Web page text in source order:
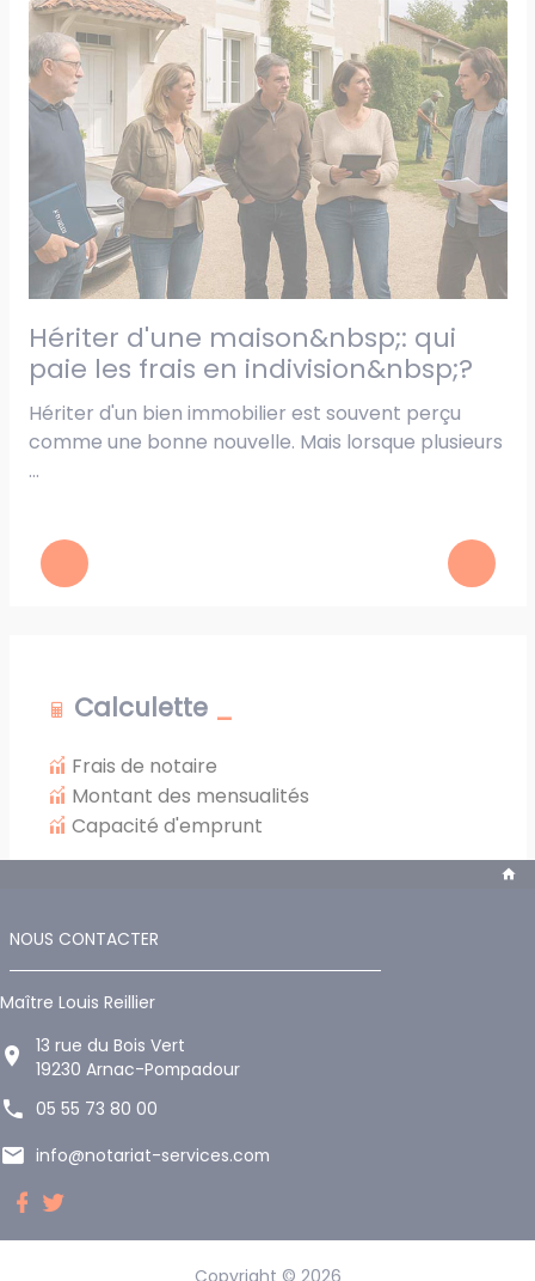
hériter d'une maison&nbsp;: qui
paie les frais en indivision&nbsp;?
Hériter d'un bien immobilier est souvent perçu
comme une bonne nouvelle. Mais lorsque plusieurs
...
Calculette
Frais de notaire
Montant des mensualités
Capacité d'emprunt
NOUS CONTACTER
Maître Louis Reillier
13 rue du Bois Vert
19230 Arnac-Pompadour
05 55 73 80 00
info@notariat-services.com
Copyright © 2026